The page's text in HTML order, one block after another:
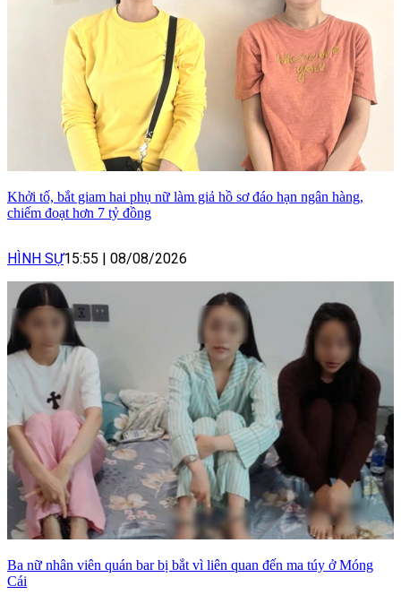
Khởi tố, bắt giam hai phụ nữ làm giả hồ sơ đáo hạn ngân hàng,
chiếm đoạt hơn 7 tỷ đồng
HÌNH SỰ15:55 | 08/08/2026
Ba nữ nhân viên quán bar bị bắt vì liên quan đến ma túy ở Móng
Cái